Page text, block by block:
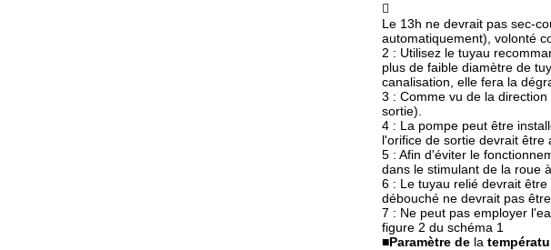

Le 13h ne devrait pas sec-
automatiquement), volonté
2 : Utilisez le tuyau
plus de faible diamètre de
canalisation, elle fera la
3 : Comme vu de la
sortie).
4 : La pompe peut être
l'orifice de sortie devrait être
5 : Afin d'éviter le
dans le stimulant de la roue
6 : Le tuyau relié devrait
débouché ne devrait pas
7 : Ne peut pas employer
figure 2 du schéma 1
■Paramètre de la